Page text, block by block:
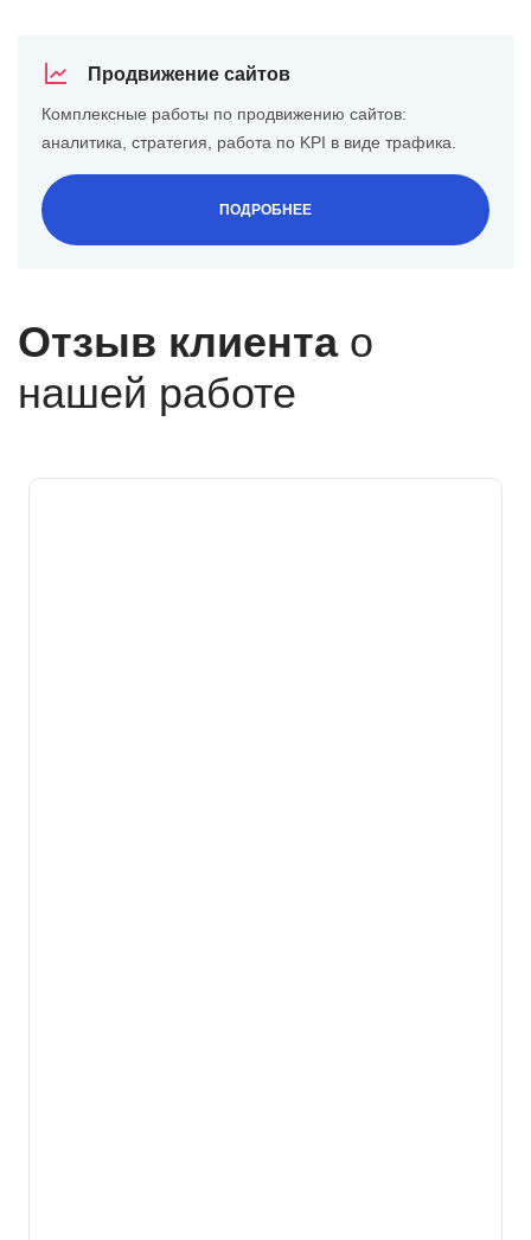
Продвижение сайтов
Комплексные работы по продвижению сайтов:
аналитика, стратегия, работа по KPI в виде трафика.
ПОДРОБНЕЕ
Отзыв клиентао
нашей работе